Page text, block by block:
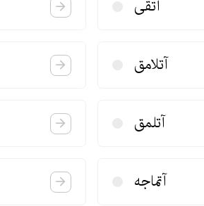
آتقی
آتلامق
آتلمق
آتماجه